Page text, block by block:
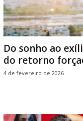
Do sonho ao
do retorno
4 de fevereiro de 2026